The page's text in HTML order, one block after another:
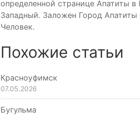
определенной странице Апатиты
Западный. Заложен Город
Человек.
Похожие статьи
Красноуфимск
07.05.2026
Бугульма